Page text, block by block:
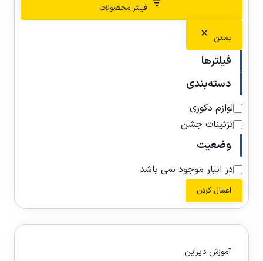
فیلتر محصولات
بستن
فیلترها
دسته‌بندی
لوازم دکوری
تزئینات جشن
وضعیت
در انبار موجود نمی باشد
اعمال کردن
آموزش دیزاین